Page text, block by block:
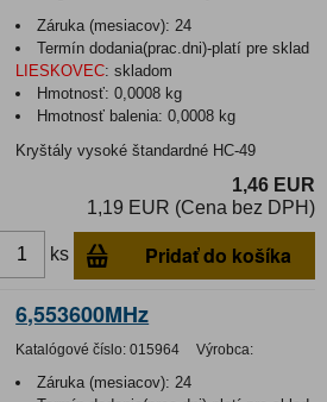
Záruka (mesiacov): 24
Termín dodania(prac.dni)-platí pre sklad
LIESKOVEC: skladom
Hmotnosť:0,0008 kg
Hmotnosť balenia:0,0008 kg
Kryštály vysoké štandardné HC-49
1,46 EUR
1,19 EUR (Cena bez DPH)
ks Pridať do košíka
6,553600MHz
Katalógové číslo: 015964 Výrobca:
Záruka (mesiacov): 24